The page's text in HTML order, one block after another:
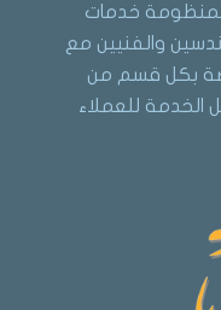
كمنظومة خدمات
والفنيين مع
بكل قسم من
الخدمة للعملاء